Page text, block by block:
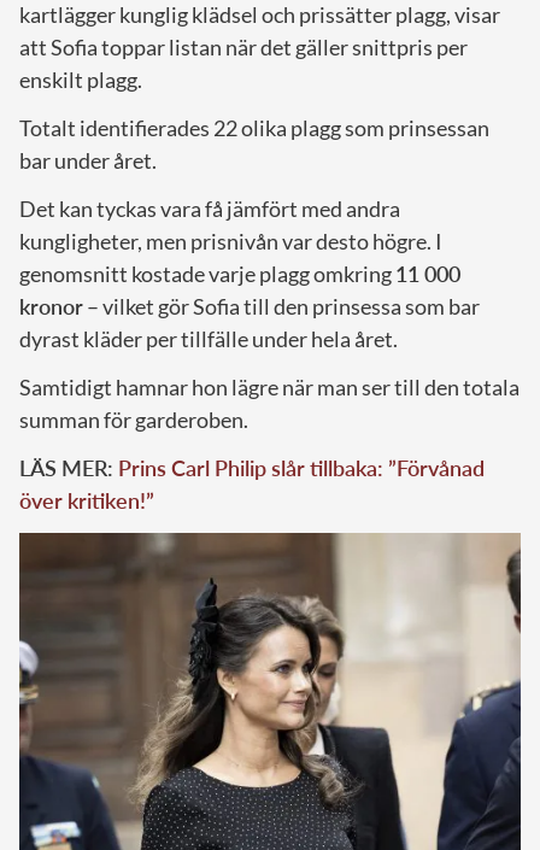
kartlägger kunglig klädsel och prissätter plagg, visar
att Sofia toppar listan när det gäller snittpris per
enskilt plagg.
Totalt identifierades 22 olika plagg som prinsessan
bar under året.
Det kan tyckas vara få jämfört med andra
kungligheter, men prisnivån var desto högre. I
genomsnitt kostade varje plagg omkring11 000
kronor– vilket gör Sofia till den prinsessa som bar
dyrast kläder per tillfälle under hela året.
Samtidigt hamnar hon lägre när man ser till den totala
summan för garderoben.
LÄS MER: Prins Carl Philip slår tillbaka: ”Förvånad
över kritiken!”